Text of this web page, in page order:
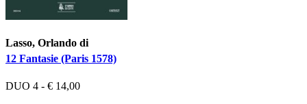
Lasso, Orlando di
12 Fantasie (Paris 1578)
DUO 4 - € 14,00